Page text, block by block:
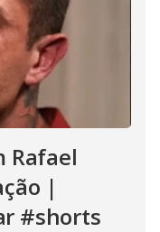
Rafael
|
#shorts